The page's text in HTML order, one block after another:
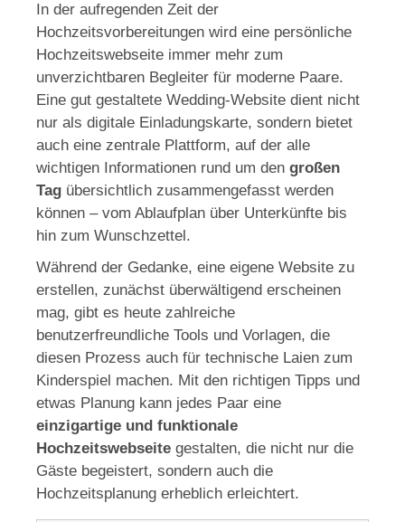
In der aufregenden Zeit der
Hochzeitsvorbereitungen wird eine persönliche
Hochzeitswebseite immer mehr zum
unverzichtbaren Begleiter für moderne Paare.
Eine gut gestaltete Wedding-Website dient nicht
nur als digitale Einladungskarte, sondern bietet
auch eine zentrale Plattform, auf der alle
wichtigen Informationen rund um den großen
Tag übersichtlich zusammengefasst werden
können – vom Ablaufplan über Unterkünfte bis
hin zum Wunschzettel.
Während der Gedanke, eine eigene Website zu
erstellen, zunächst überwältigend erscheinen
mag, gibt es heute zahlreiche
benutzerfreundliche Tools und Vorlagen, die
diesen Prozess auch für technische Laien zum
Kinderspiel machen. Mit den richtigen Tipps und
etwas Planung kann jedes Paar eine
einzigartige und funktionale
Hochzeitswebseite gestalten, die nicht nur die
Gäste begeistert, sondern auch die
Hochzeitsplanung erheblich erleichtert.